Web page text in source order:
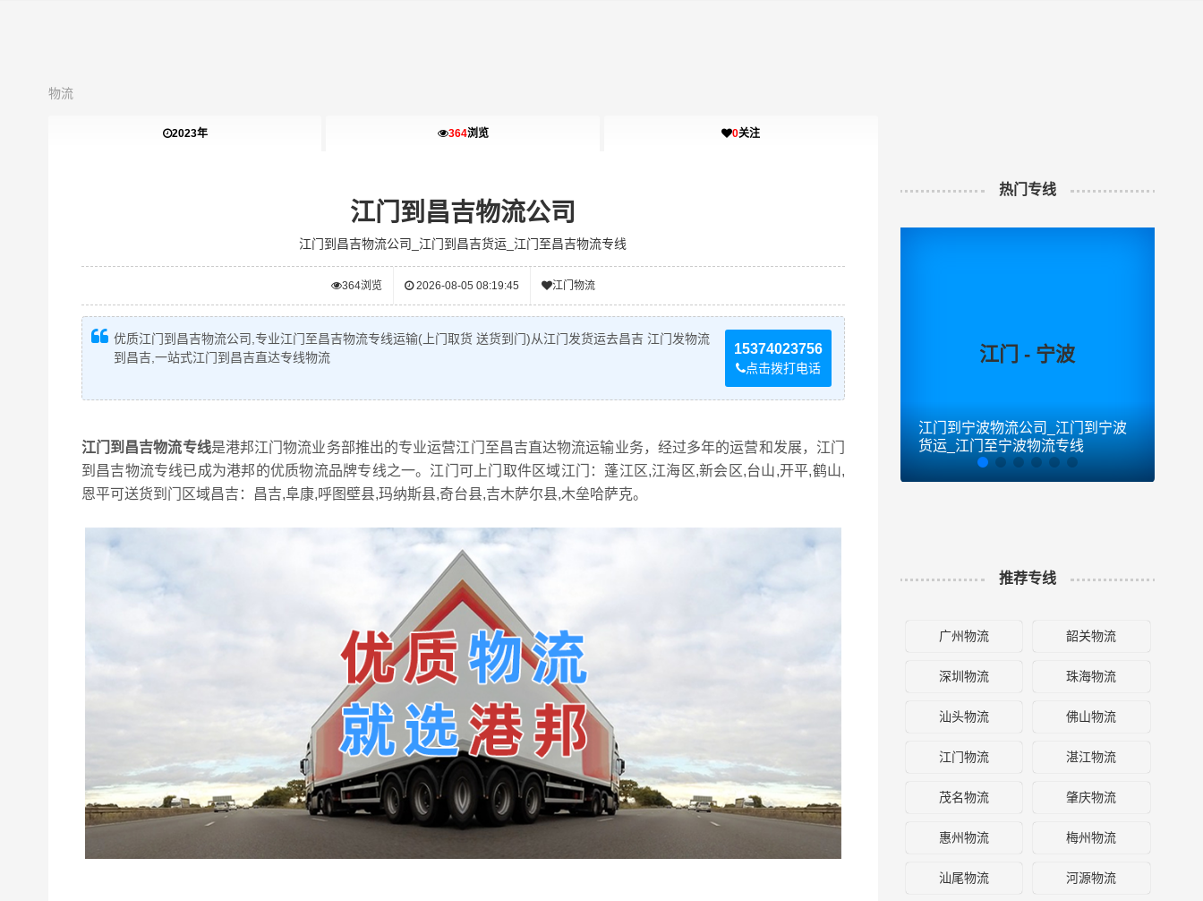
物流
2023年 364浏览 0关注
江门到昌吉物流公司
江门到昌吉物流公司_江门到昌吉货运_江门至昌吉物流专线
364浏览 2026-08-05 08:19:45 江门物流
15374023756
点击拨打电话
优质江门到昌吉物流公司,专业江门至昌吉物流专线运输(上门取货 送货到门)从江门发货运去昌吉 江门发物流
到昌吉,一站式江门到昌吉直达专线物流
江门到昌吉物流专线是港邦江门物流业务部推出的专业运营江门至昌吉直达物流运输业务，经过多年的运营和发展，江门
到昌吉物流专线已成为港邦的优质物流品牌专线之一。江门可上门取件区域江门：蓬江区,江海区,新会区,台山,开平,鹤山,
恩平可送货到门区域昌吉：昌吉,阜康,呼图壁县,玛纳斯县,奇台县,吉木萨尔县,木垒哈萨克。
热门专线
江门 - 宁波
江门到宁波物流公司_江门到宁波
货运_江门至宁波物流专线
推荐专线
广州物流 韶关物流
深圳物流 珠海物流
汕头物流 佛山物流
江门物流 湛江物流
茂名物流 肇庆物流
惠州物流 梅州物流
汕尾物流 河源物流